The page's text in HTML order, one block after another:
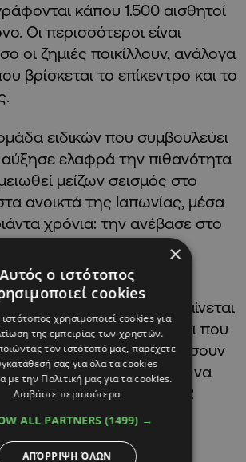
κάπου 1.500 αισθητοί
Οι περισσότεροι είναι
οι ζημιές ποικίλλουν, ανάλογα
βρίσκεται το επίκεντρο και το
ειδικών που συμβουλεύει
ελαφρά την πιθανότητα
μείζων σεισμός στο
ανοικτά της Ιαπωνίας, μέσα
χρόνια: την ανέβασε στο
κατόπιν, τον
στην οποία επισημαίνεται
και το τσουνάμι που
θα μπορούσαν να στοιχίσουν
298.000 ανθρώπους και να
ζημιές αξίας ως και 2
δολαρίων.
×
Αυτός ο ιστότοπος
cookies
χρησιμοποιεί cookies για
της εμπειρίας των χρηστών.
τον ιστότοπό μας, παρέχετε
σας για όλα τα cookies
με την Πολιτική μας για τα cookies.
Διαβάστε περισσότερα
ALL PARTNERS (1499) →
ΑΠΌΡΡΙΨΗ ΌΛΩΝ